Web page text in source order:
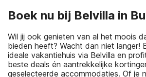
Boek nu bij Belvilla in
Wil jij ook genieten van al het moois
bieden heeft? Wacht dan niet langer!
ideale vakantiehuis via Belvilla en
beste deals én aantrekkelijke
geselecteerde accommodaties. Of je